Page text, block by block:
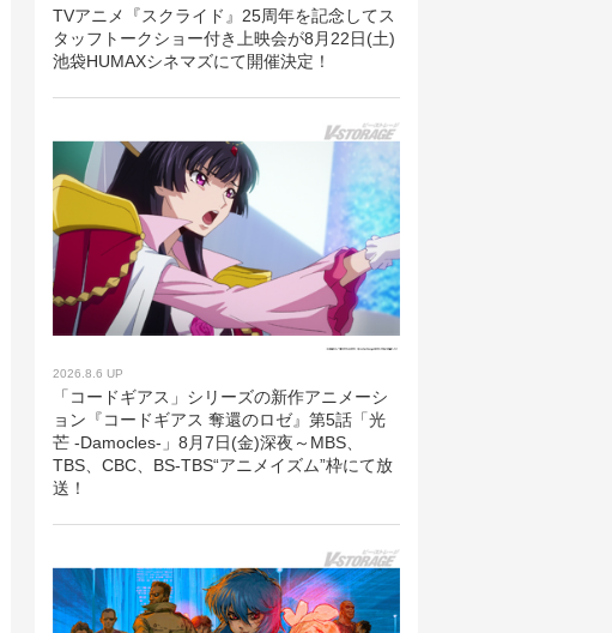
TVアニメ『スクライド』25周年を記念してス
タッフトークショー付き上映会が8月22日(土)
池袋HUMAXシネマズにて開催決定！
2026.8.6 UP
「コードギアス」シリーズの新作アニメーシ
ョン『コードギアス 奪還のロゼ』第5話「光
芒 -Damocles-」8月7日(金)深夜～MBS、
TBS、CBC、BS-TBS“アニメイズム”枠にて放
送！